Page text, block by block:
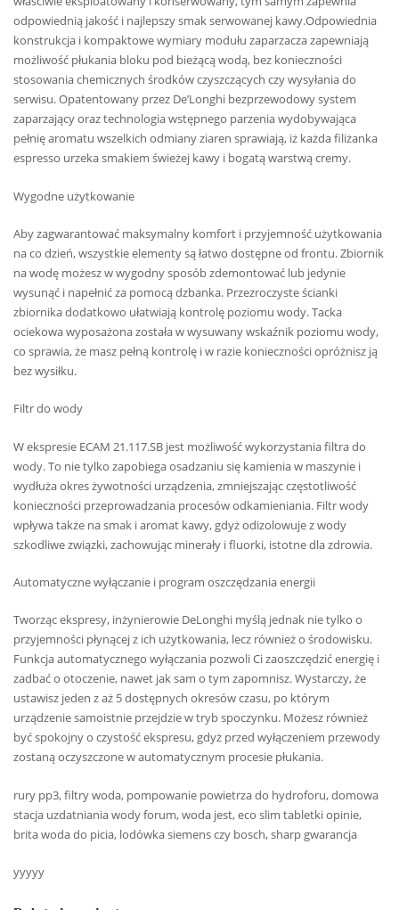
odpowiednią jakość i najlepszy smak serwowanej kawy.Odpowiednia
konstrukcja i kompaktowe wymiary modułu zaparzacza zapewniają
możliwość płukania bloku pod bieżącą wodą, bez konieczności
stosowania chemicznych środków czyszczących czy wysyłania do
serwisu. Opatentowany przez De’Longhi bezprzewodowy system
zaparzający oraz technologia wstępnego parzenia wydobywająca
pełnię aromatu wszelkich odmiany ziaren sprawiają, iż każda filiżanka
espresso urzeka smakiem świeżej kawy i bogatą warstwą cremy.
Wygodne użytkowanie
Aby zagwarantować maksymalny komfort i przyjemność użytkowania
na co dzień, wszystkie elementy są łatwo dostępne od frontu. Zbiornik
na wodę możesz w wygodny sposób zdemontować lub jedynie
wysunąć i napełnić za pomocą dzbanka. Przezroczyste ścianki
zbiornika dodatkowo ułatwiają kontrolę poziomu wody. Tacka
ociekowa wyposażona została w wysuwany wskaźnik poziomu wody,
co sprawia, że masz pełną kontrolę i w razie konieczności opróżnisz ją
bez wysiłku.
Filtr do wody
W ekspresie ECAM 21.117.SB jest możliwość wykorzystania filtra do
wody. To nie tylko zapobiega osadzaniu się kamienia w maszynie i
wydłuża okres żywotności urządzenia, zmniejszając częstotliwość
konieczności przeprowadzania procesów odkamieniania. Filtr wody
wpływa także na smak i aromat kawy, gdyż odizolowuje z wody
szkodliwe związki, zachowując minerały i fluorki, istotne dla zdrowia.
Automatyczne wyłączanie i program oszczędzania energii
Tworząc ekspresy, inżynierowie DeLonghi myślą jednak nie tylko o
przyjemności płynącej z ich użytkowania, lecz również o środowisku.
Funkcja automatycznego wyłączania pozwoli Ci zaoszczędzić energię i
zadbać o otoczenie, nawet jak sam o tym zapomnisz. Wystarczy, że
ustawisz jeden z aż 5 dostępnych okresów czasu, po którym
urządzenie samoistnie przejdzie w tryb spoczynku. Możesz również
być spokojny o czystość ekspresu, gdyż przed wyłączeniem przewody
zostaną oczyszczone w automatycznym procesie płukania.
rury pp3, filtry woda, pompowanie powietrza do hydroforu, domowa
stacja uzdatniania wody forum, woda jest, eco slim tabletki opinie,
brita woda do picia, lodówka siemens czy bosch, sharp gwarancja
yyyyy